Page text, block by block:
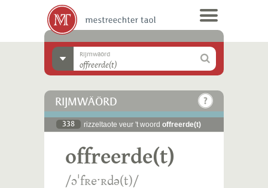
Rijmwäörd
RIJMWÄÖRD
338 rizzeltaote veur 't woord offreerde(t)
offreerde(t)
/ɔˈfʀeˑʀdə(t)/